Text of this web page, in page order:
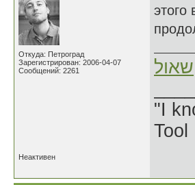
Откуда: Петроград
Зарегистрирован: 2006-04-07
Сообщений: 2261
этого
שאול
"I
Tool
Неактивен